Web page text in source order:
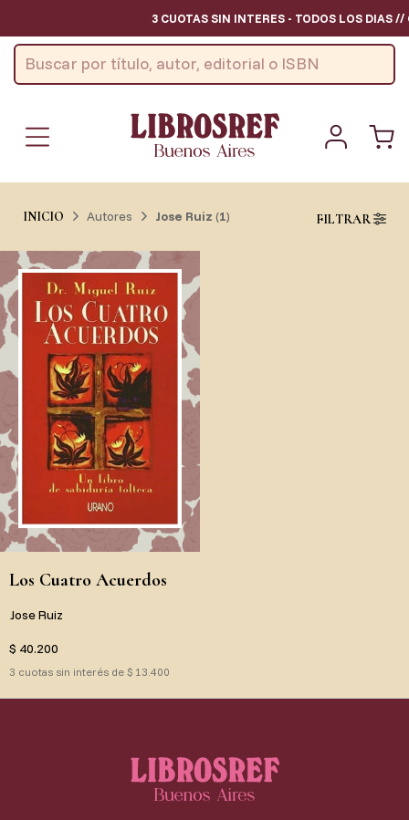
3 CUOTAS SIN INTERES - TODOS LOS DIAS //
FILTRAR
INICIO Autores Jose Ruiz (1)
Los Cuatro Acuerdos
Jose Ruiz
$ 40.200
3 cuotas sin interés de $ 13.400